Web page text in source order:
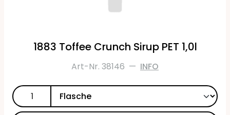
1883 Toffee Crunch Sirup PET 1,0l
Art-Nr. 38146 — INFO